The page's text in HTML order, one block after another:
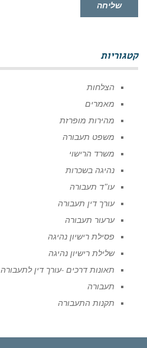
שליחה
קטגוריות
הצלחות
מאמרים
מהירות מופרזת
משפט תעבורה
משרד הרישוי
נהיגה בשכרות
עו"ד תעבורה
עורך דין תעבורה
ערעור תעבורה
פסילת רישיון נהיגה
שלילת רישיון נהיגה
תאונות דרכים -עורך דין לתעבורה
תעבורה
תקנות התעבורה